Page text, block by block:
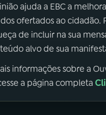
ajuda a EBC a
ofertados ao cidadão.
de incluir na sua
alvo de sua
informações sobre a
a página completa